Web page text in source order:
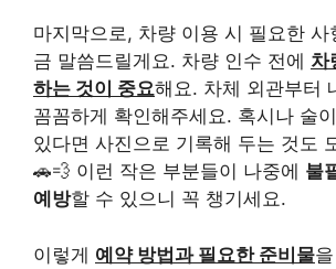
마지막으로, 차량 이용 시 필요한 사
금 말씀드릴게요. 차량 인수 전에 차
하는 것이 중요해요. 차체 외관부터
꼼꼼하게 확인해주세요. 혹시나 술
있다면 사진으로 기록해 두는 것도
🚗💨 이런 작은 부분들이 나중에 불
예방할 수 있으니 꼭 챙기세요.
이렇게 예약 방법과 필요한 준비물